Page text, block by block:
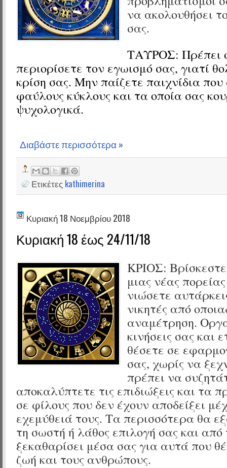
να ακολουθήσει
σας.
ΤΑΥΡΟΣ: Πρέπει
περιορίσετε τον εγωισμό σας, γιατί
κρίση σας. Μην παίζετε παιχνίδια
φαύλους κύκλους και τα οποία σας
ψυχολογικά.
Διαβάστε περισσότερα »
Ετικέτες kathimerina
Κυριακή 18 Νοεμβρίου 2018
Κυριακή 18 έως 24/11/18
ΚΡΙΟΣ:
μιας νέας
νιώσετε
νικητές από
αναμέτρηση.
κινήσεις σας και
θέσετε σε
σας, χωρίς να
πρέπει να
αποκαλύπτετε τις επιδιώξεις και τα
σε φίλους που δεν έχουν αποδείξει
εχεμύθειά τους. Τα περισσότερα θα
τη σωστή ή λάθος επιλογή σας και από
ξεκαθαρίσει μέσα σας για αυτά που
ζωή και τους ανθρώπους.